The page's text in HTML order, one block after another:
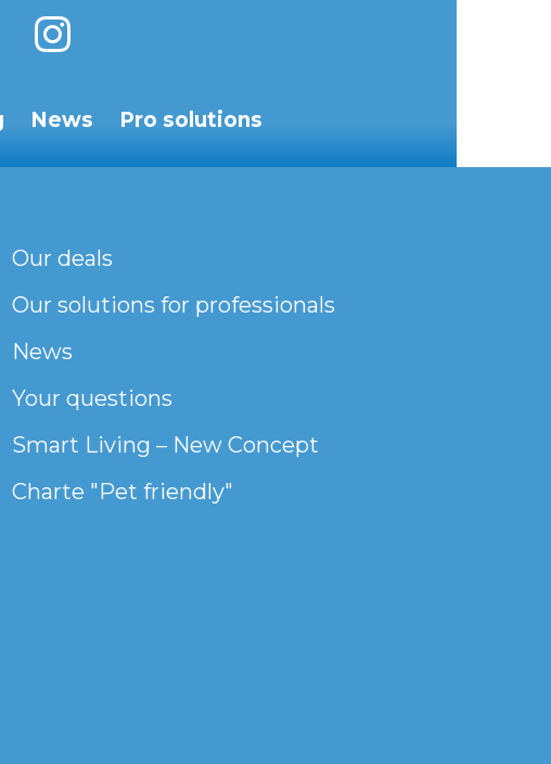
News Pro solutions
Our deals
Our solutions for professionals
News
Your questions
Smart Living – New Concept
Charte "Pet friendly"